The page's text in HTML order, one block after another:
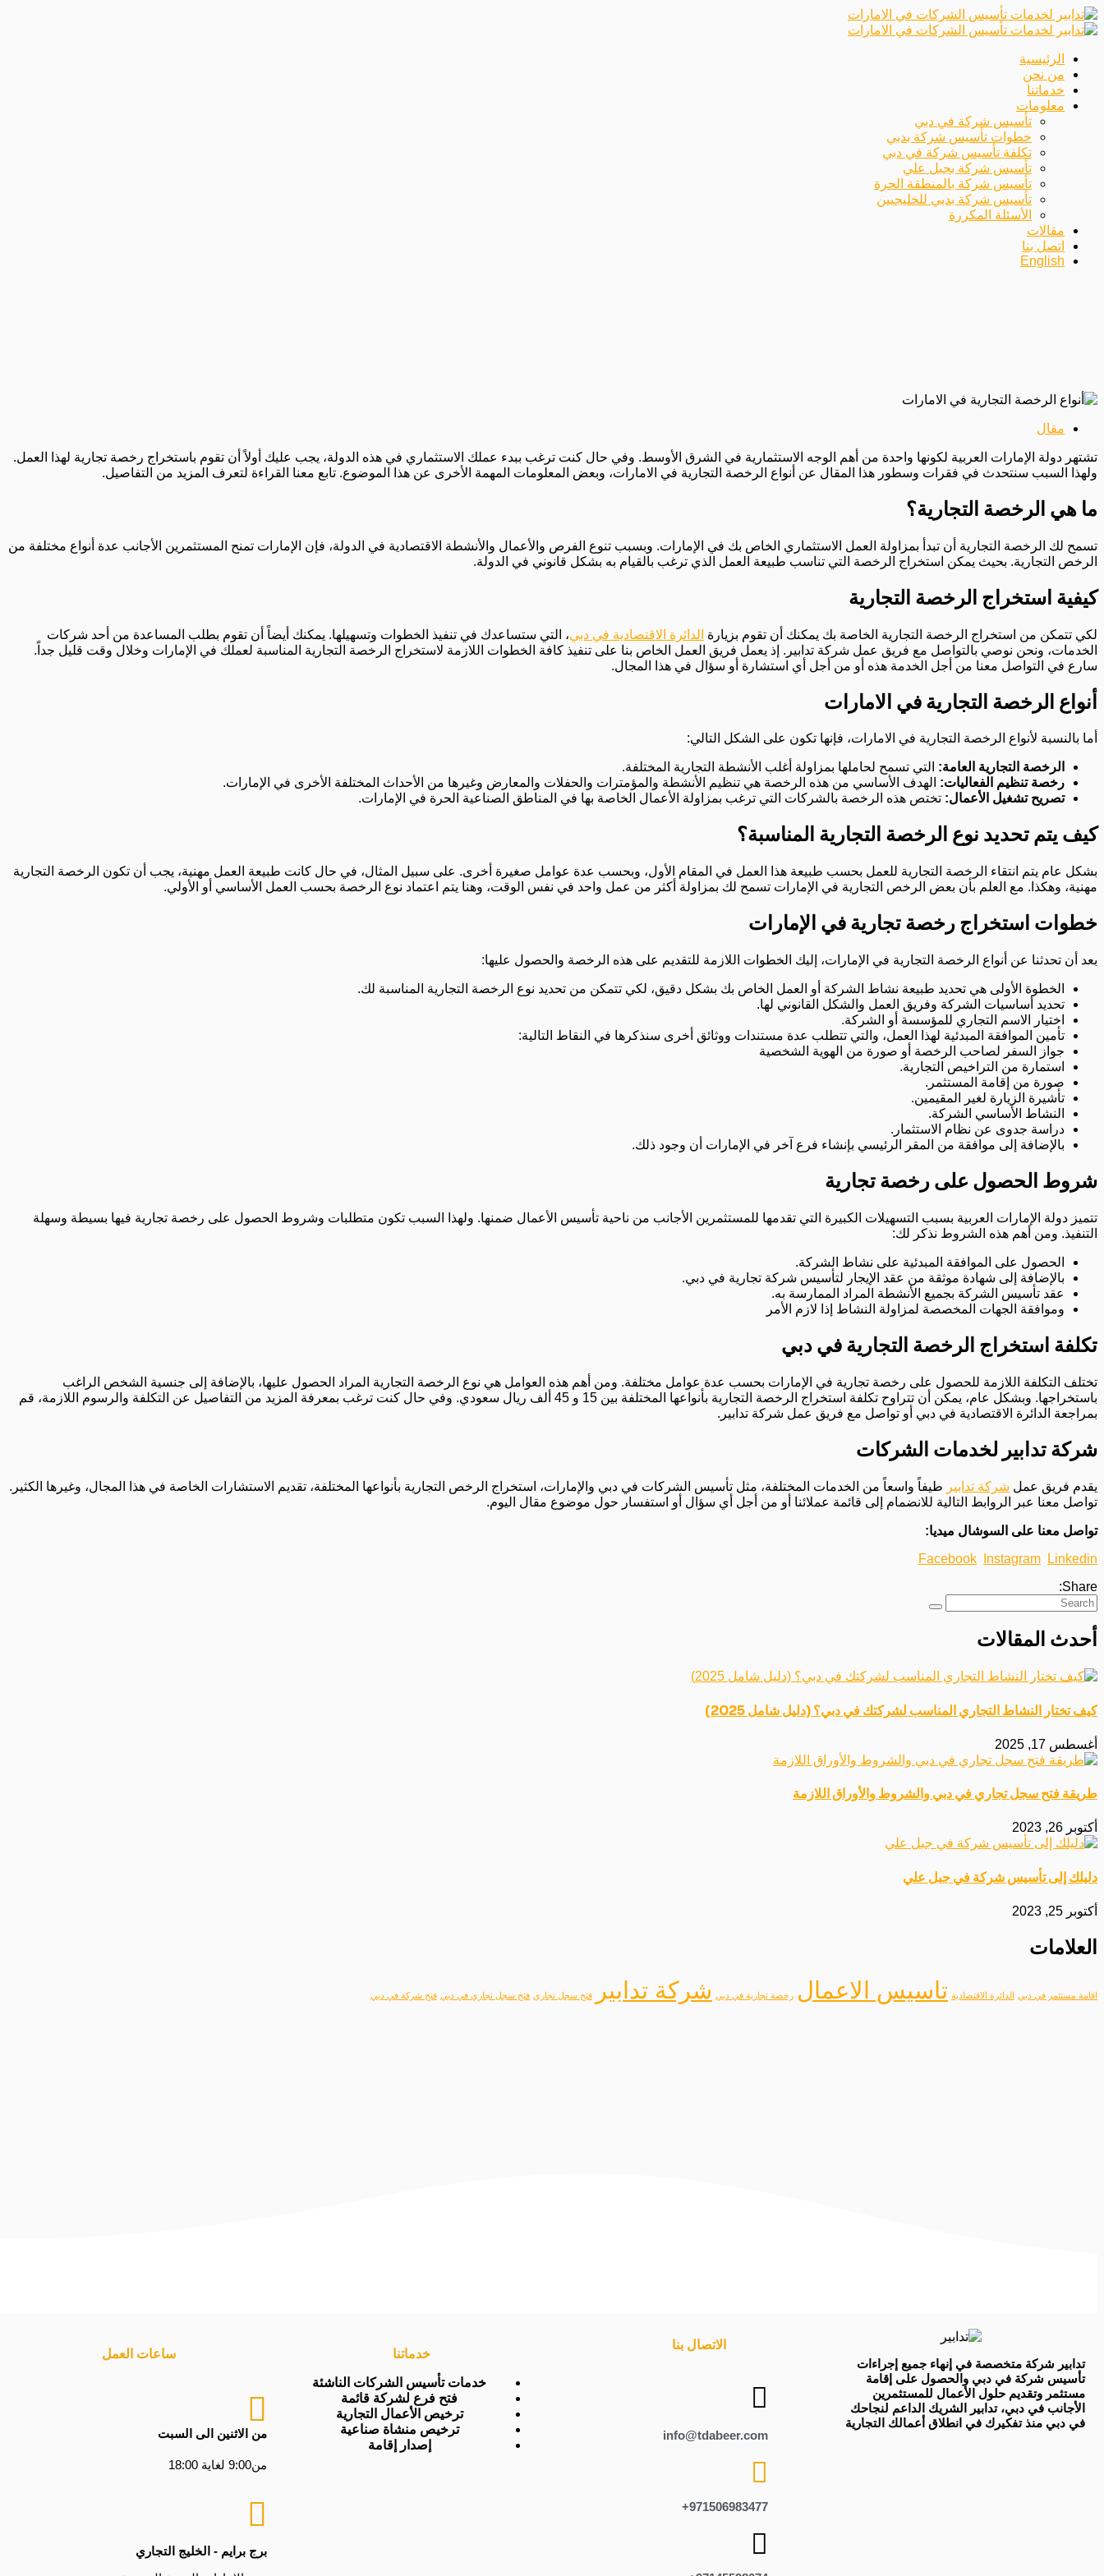
الرئيسية
من نحن
خدماتنا
معلومات
تأسيس شركة في دبي
خطوات تأسيس شركة بدبي
تكلفة تأسيس شركة في دبي
تأسيس شركة بجبل علي
تأسيس شركة بالمنطقة الحرة
تأسيس شركة بدبي للخليجيين
الأسئلة المكررة
مقالات
اتصل بنا
English
مقال
تشتهر دولة الإمارات العربية لكونها واحدة من أهم الوجه الاستثمارية في الشرق الأوسط. وفي حال كنت ترغب ببدء عملك الاستثماري في هذه الدولة، يجب عليك أولاً أن تقوم باستخراج رخصة تجارية لهذا العمل.
ولهذا السبب سنتحدث في فقرات وسطور هذا المقال عن أنواع الرخصة التجارية في الامارات، وبعض المعلومات المهمة الأخرى عن هذا الموضوع. تابع معنا القراءة لتعرف المزيد من التفاصيل.
ما هي الرخصة التجارية؟
تسمح لك الرخصة التجارية أن تبدأ بمزاولة العمل الاستثماري الخاص بك في الإمارات. وبسبب تنوع الفرص والأعمال والأنشطة الاقتصادية في الدولة، فإن الإمارات تمنح المستثمرين الأجانب عدة أنواع مختلفة من
الرخص التجارية. بحيث يمكن استخراج الرخصة التي تناسب طبيعة العمل الذي ترغب بالقيام به بشكل قانوني في الدولة.
كيفية استخراج الرخصة التجارية
لكي تتمكن من استخراج الرخصة التجارية الخاصة بك يمكنك أن تقوم بزيارة الدائرة الاقتصادية في دبي، التي ستساعدك في تنفيذ الخطوات وتسهيلها. يمكنك أيضاً أن تقوم بطلب المساعدة من أحد شركات
الخدمات، ونحن نوصي بالتواصل مع فريق عمل شركة تدابير. إذ يعمل فريق العمل الخاص بنا على تنفيذ كافة الخطوات اللازمة لاستخراج الرخصة التجارية المناسبة لعملك في الإمارات وخلال وقت قليل جداً.
سارع في التواصل معنا من أجل الخدمة هذه أو من أجل أي استشارة أو سؤال في هذا المجال.
أنواع الرخصة التجارية في الامارات
أما بالنسبة لأنواع الرخصة التجارية في الامارات، فإنها تكون على الشكل التالي:
الرخصة التجارية العامة: التي تسمح لحاملها بمزاولة أغلب الأنشطة التجارية المختلفة.
رخصة تنظيم الفعاليات: الهدف الأساسي من هذه الرخصة هي تنظيم الأنشطة والمؤمترات والحفلات والمعارض وغيرها من الأحداث المختلفة الأخرى في الإمارات.
تصريح تشغيل الأعمال: تختص هذه الرخصة بالشركات التي ترغب بمزاولة الأعمال الخاصة بها في المناطق الصناعية الحرة في الإمارات.
كيف يتم تحديد نوع الرخصة التجارية المناسبة؟
بشكل عام يتم انتقاء الرخصة التجارية للعمل بحسب طبيعة هذا العمل في المقام الأول، وبحسب عدة عوامل صغيرة أخرى. على سبيل المثال، في حال كانت طبيعة العمل مهنية، يجب أن تكون الرخصة التجارية
مهنية، وهكذا. مع العلم بأن بعض الرخص التجارية في الإمارات تسمح لك بمزاولة أكثر من عمل واحد في نفس الوقت، وهنا يتم اعتماد نوع الرخصة بحسب العمل الأساسي أو الأولي.
خطوات استخراج رخصة تجارية في الإمارات
بعد أن تحدثنا عن أنواع الرخصة التجارية في الإمارات، إليك الخطوات اللازمة للتقديم على هذه الرخصة والحصول عليها:
الخطوة الأولى هي تحديد طبيعة نشاط الشركة أو العمل الخاص بك بشكل دقيق، لكي تتمكن من تحديد نوع الرخصة التجارية المناسبة لك.
تحديد أساسيات الشركة وفريق العمل والشكل القانوني لها.
اختيار الاسم التجاري للمؤسسة أو الشركة.
تأمين الموافقة المبدئية لهذا العمل، والتي تتطلب عدة مستندات ووثائق أخرى سنذكرها في النقاط التالية:
جواز السفر لصاحب الرخصة أو صورة من الهوية الشخصية
استمارة من التراخيص التجارية.
صورة من إقامة المستثمر.
تأشيرة الزيارة لغير المقيمين.
النشاط الأساسي الشركة.
دراسة جدوى عن نظام الاستثمار.
بالإضافة إلى موافقة من المقر الرئيسي بإنشاء فرع آخر في الإمارات أن وجود ذلك.
شروط الحصول على رخصة تجارية
تتميز دولة الإمارات العربية بسبب التسهيلات الكبيرة التي تقدمها للمستثمرين الأجانب من ناحية تأسيس الأعمال ضمنها. ولهذا السبب تكون متطلبات وشروط الحصول على رخصة تجارية فيها بسيطة وسهلة
التنفيذ. ومن أهم هذه الشروط نذكر لك:
الحصول على الموافقة المبدئية على نشاط الشركة.
بالإضافة إلى شهادة موثقة من عقد الإيجار لتأسيس شركة تجارية في دبي.
عقد تأسيس الشركة بجميع الأنشطة المراد الممارسة به.
وموافقة الجهات المخصصة لمزاولة النشاط إذا لازم الأمر
تكلفة استخراج الرخصة التجارية في دبي
تختلف التكلفة اللازمة للحصول على رخصة تجارية في الإمارات بحسب عدة عوامل مختلفة. ومن أهم هذه العوامل هي نوع الرخصة التجارية المراد الحصول عليها، بالإضافة إلى جنسية الشخص الراغب
باستخراجها. وبشكل عام، يمكن أن تتراوح تكلفة استخراج الرخصة التجارية بأنواعها المختلفة بين 15 و 45 ألف ريال سعودي. وفي حال كنت ترغب بمعرفة المزيد من التفاصيل عن التكلفة والرسوم اللازمة، قم
بمراجعة الدائرة الاقتصادية في دبي أو تواصل مع فريق عمل شركة تدابير.
شركة تدابير لخدمات الشركات
يقدم فريق عمل شركة تدابير طيفاً واسعاً من الخدمات المختلفة، مثل تأسيس الشركات في دبي والإمارات، استخراج الرخص التجارية بأنواعها المختلفة، تقديم الاستشارات الخاصة في هذا المجال، وغيرها الكثير.
تواصل معنا عبر الروابط التالية للانضمام إلى قائمة عملائنا أو من أجل أي سؤال أو استفسار حول موضوع مقال اليوم.
تواصل معنا على السوشال ميديا:
Facebook
Instagram
Linkedin
Share:
أحدث المقالات
كيف تختار النشاط التجاري المناسب لشركتك في دبي؟ (دليل شامل 2025)
أغسطس 17, 2025
طريقة فتح سجل تجاري في دبي والشروط والأوراق اللازمة
أكتوبر 26, 2023
دليلك إلى تأسيس شركة في جبل علي
أكتوبر 25, 2023
العلامات
اقامة مستثمر في دبي الدائرة الاقتصادية تاسيس الاعمال رخصة تجارية في دبي شركة تدابير فتح سجل تجاري فتح سجل تجاري في دبي فتح شركة في دبي
تدابير شركة متخصصة في إنهاء جميع إجراءات
تأسيس شركة في دبي و الحصول على إقامة
مستثمر وتقديم حلول الأعمال للمستثمرين
الأجانب في دبي، تدابير الشريك الداعم لنجاحك
في دبي منذ تفكيرك في انطلاق أعمالك التجارية
الاتصال بنا
info@tdabeer.com
971506983477+
خدماتنا
خدمات تأسيس الشركات الناشئة
فتح فرع لشركة قائمة
ترخيص الأعمال التجارية
ترخيص منشاة صناعية
إصدار إقامة
ساعات العمل
من الاثنين الى السبت
من9:00 لغاية 18:00
برج برايم - الخليج التجاري